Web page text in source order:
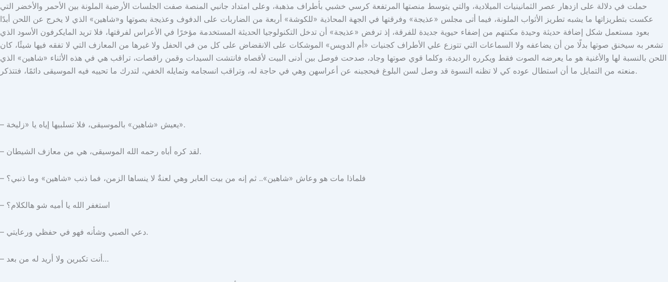
حملت في دلالة على ازدهار عصر الثمانينيات الميلادية، والتي يتوسط منصتها المرتفعة كرسي خشبي بأطراف مذهبة، وعلى امتداد جانبي المنصة صفت الجلسات الأرضية الملونة بين الأحمر والأخضر التي
عكست بتطريزاتها ما يشبه تطريز الأثواب الملونة، فيما أتى مجلس «عذيجة» وفرقتها في الجهة المحاذية «للكوشة» أربعة من الضاربات على الدفوف وعذيجة بصوتها و«شاهين» الذي لا يخرج عن اللحن أبدًا
بعود مستعمل شكل إضافة حديثة وحيدة مكنتهم من إضفاء حيوية جديدة للفرقة، إذ ترفض «عذيجة» أن تدخل التكنولوجيا الحديثة المستخدمة مؤخرًا في الأعراس لفرقتها، فلا تريد المايكرفون الأسود الذي
تشعر به سيخنق صوتها بدلًا من أن يضاعفه ولا السماعات التي تتوزع علي الأطراف كجنيات «أم الدويس» الموشكات على الانقضاض على كل من في الحفل ولا غيرها من المعازف التي لا تفقه فيها شيئًا، كان
اللحن بالنسبة لها والأغنية هو ما يعرضه الصوت فقط ويكرره الرديدة، وكلما قوي صوتها وجاد، صدحت فوصل بين أدنى البيت لأقصاه فانتشت السيدات وقمن راقصات، تراقب هي في هذه الأثناء «شاهين» الذي
منعته من التمايل ما أن استطال عوده كي لا تظنه النسوة قد وصل لسن البلوغ فيحجبنه عن أعراسهن وهي في حاجة له، وتراقب انسجامه وتمايله الخفي، لتدرك ما تحييه فيه الموسيقى دائمًا، فتتذكر.
– يعيش «شاهين» بالموسيقى، فلا تسلبيها إياه يا «زليخة».
– لقد كره أباه رحمه الله الموسيقى، هي من معازف الشيطان.
– فلماذا مات هو وعاش «شاهين».. ثم إنه من بيت العابر وهي لعنةٌ لا ينساها الزمن، فما ذنب «شاهين» وما ذنبي؟
– استغفر الله يا أميه شو هالكلام؟
– دعي الصبي وشأنه فهو في حفظي ورعايتي.
– أنت تكبرين ولا أريد له من بعد…